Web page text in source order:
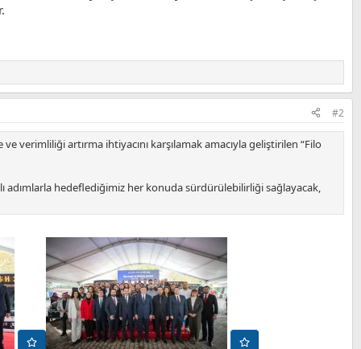
#2
verimliliği artırma ihtiyacını karşılamak amacıyla geliştirilen “Filo
adımlarla hedeflediğimiz her konuda sürdürülebilirliği sağlayacak,